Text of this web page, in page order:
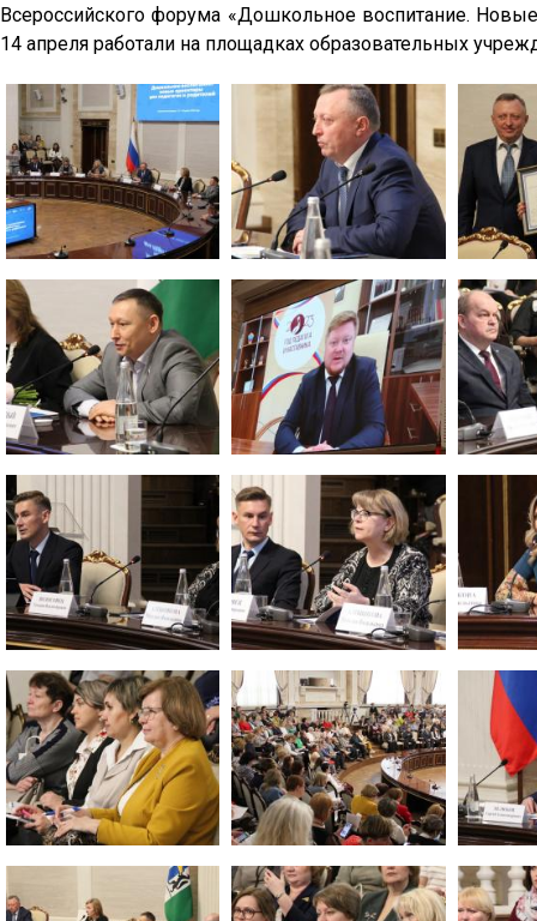
Всероссийского форума «Дошкольное воспитание.
14 апреля работали на площадках образовательных